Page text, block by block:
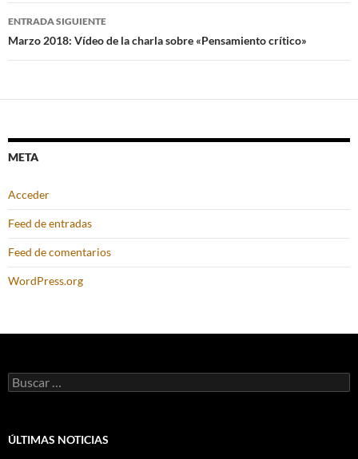
entradas
ENTRADA SIGUIENTE
Marzo 2018: Vídeo de la charla sobre «Pensamiento crítico»
META
Acceder
Feed de entradas
Feed de comentarios
WordPress.org
Buscar:
ÚLTIMAS NOTICIAS